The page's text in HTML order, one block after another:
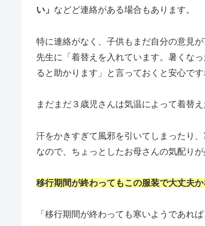
い」 などど連絡がある場合もあります。
特に連絡がなく、子供もまだ自分の意見
先生に「着替えを入れています。暑くな
ると助かります」と言っておくと安心です
まだまだ３歳児さんは気温によって着替
汗をかきすぎて風邪を引いてしまったり
なので、ちょっとしたお母さんの気配りが
移行期間が終わってもこの服装で大丈夫
「移行期間が終わっても寒いようであれ